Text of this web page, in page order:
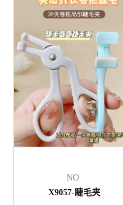
NO.
X9057-睫毛夹